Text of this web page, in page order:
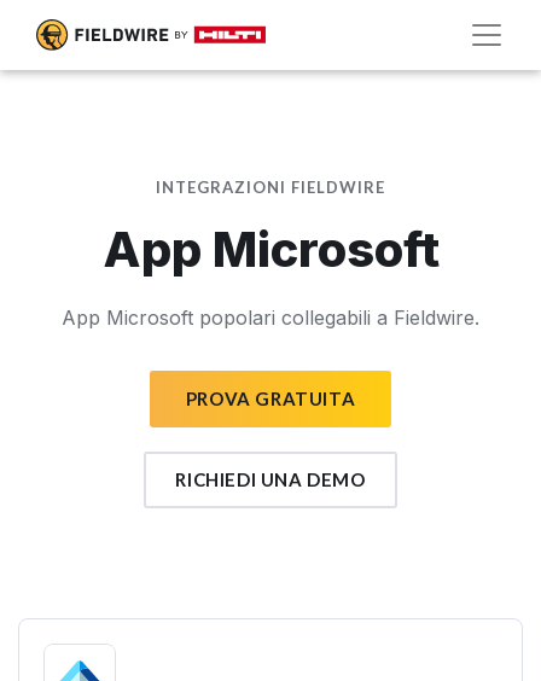
INTEGRAZIONI FIELDWIRE
App Microsoft
App Microsoft popolari collegabili a Fieldwire.
PROVA GRATUITA
RICHIEDI UNA DEMO